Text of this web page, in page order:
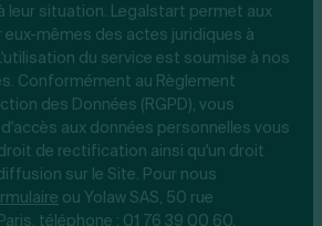
leur situation. Legalstart permet aux
mêmes des actes juridiques à
du service est soumise à nos
Conformément au Règlement
des Données (RGPD), vous
aux données personnelles vous
de rectification ainsi qu'un droit
sur le Site. Pour nous
ou Yolaw SAS, 50 rue
téléphone : 01 76 39 00 60.